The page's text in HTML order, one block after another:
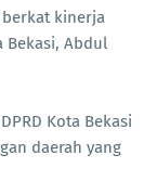
berkat kinerja
Bekasi, Abdul
Kota Bekasi
daerah yang